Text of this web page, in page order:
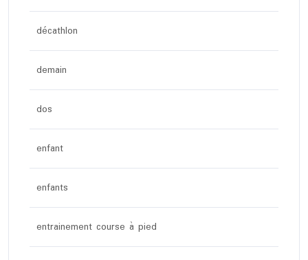
décathlon
demain
dos
enfant
enfants
entrainement course à pied